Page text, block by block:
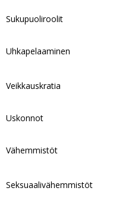
Sukupuoliroolit
Uhkapelaaminen
Veikkauskratia
Uskonnot
Vähemmistöt
Seksuaalivähemmistöt